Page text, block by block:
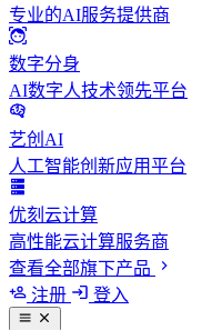
专业的AI服务提供商
数字分身
AI数字人技术领先平台
艺创AI
人工智能创新应用平台
优刻云计算
高性能云计算服务商
查看全部旗下产品
注册
登入